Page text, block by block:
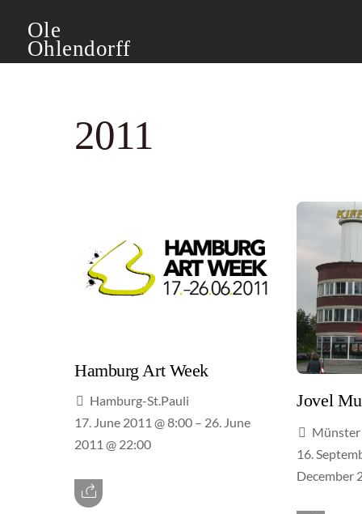
content
Ole
Ohlendorff
2011
Hamburg Art Week
Hamburg-St.Pauli
17. June 2011 @ 8:00 – 26. June
2011 @ 22:00
Jovel
Münster
16.
December